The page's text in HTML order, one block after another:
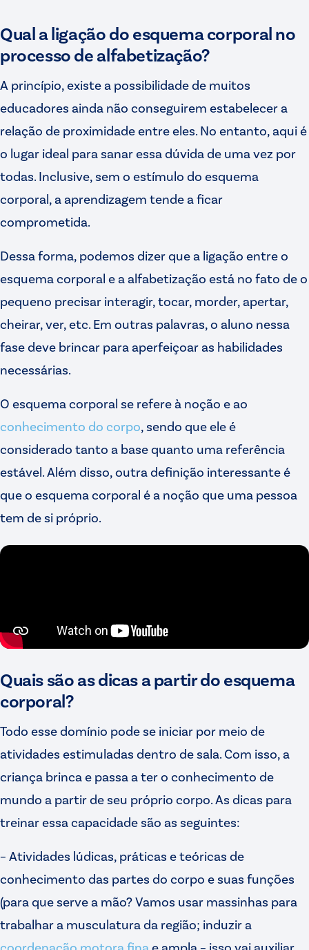
Qual a ligação do esquema corporal no
processo de alfabetização?
A princípio, existe a possibilidade de muitos
educadores ainda não conseguirem estabelecer a
relação de proximidade entre eles. No entanto, aqui é
o lugar ideal para sanar essa dúvida de uma vez por
todas. Inclusive, sem o estímulo do esquema
corporal, a aprendizagem tende a ficar
comprometida.
Dessa forma, podemos dizer que a ligação entre o
esquema corporal e a alfabetização está no fato de o
pequeno precisar interagir, tocar, morder, apertar,
cheirar, ver, etc. Em outras palavras, o aluno nessa
fase deve brincar para aperfeiçoar as habilidades
necessárias.
O esquema corporal se refere à noção e ao
conhecimento do corpo , sendo que ele é
considerado tanto a base quanto uma referência
estável. Além disso, outra definição interessante é
que o esquema corporal é a noção que uma pessoa
tem de si próprio.
Quais são as dicas a partir do esquema
corporal?
Todo esse domínio pode se iniciar por meio de
atividades estimuladas dentro de sala. Com isso, a
criança brinca e passa a ter o conhecimento de
mundo a partir de seu próprio corpo. As dicas para
treinar essa capacidade são as seguintes:
– Atividades lúdicas, práticas e teóricas de
conhecimento das partes do corpo e suas funções
(para que serve a mão? Vamos usar massinhas para
trabalhar a musculatura da região; induzir a
coordenação motora fina e ampla – isso vai auxiliar